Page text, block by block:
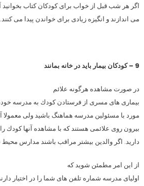
اگر هر شب قبل از خواب برای كودكان كتاب بخوانید
می اندازند و انگیزه زیادی برای خواندن پیدا می كنند.
9 – كودكان بیمار باید در خانه بمانند
در صورت مشاهده هرگونه علائم
بیماری های مسری از فرستادن كودك به مدرسه
مورد با مسئولین مدرسه هماهنگ باشید ولی معمولا
بیرون روی علائمی هستند كه با مشاهده آنها كودك را
دارید. اگر والدین بیشتر مراقب باشند مدارس
از این امر مطمئن شوید كه
اولیای مدرسه شماره تلفن های شما را در اختیار